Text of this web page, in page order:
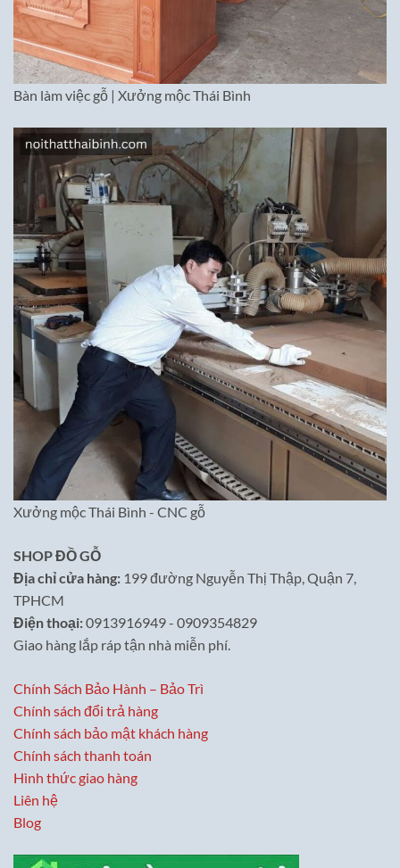
Bàn làm việc gỗ | Xưởng mộc Thái Bình
Xưởng mộc Thái Bình - CNC gỗ
SHOP ĐỒ GỖ
Địa chỉ cửa hàng: 199 đường Nguyễn Thị Thập, Quận 7,
TPHCM
Điện thoại:0913916949 - 0909354829
Giao hàng lắp ráp tận nhà miễn phí.
Chính Sách Bảo Hành – Bảo Trì
Chính sách đổi trả hàng
Chính sách bảo mật khách hàng
Chính sách thanh toán
Hình thức giao hàng
Liên hệ
Blog